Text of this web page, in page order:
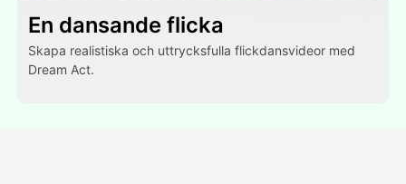
En dansande flicka
Skapa realistiska och uttrycksfulla flickdansvideor med
Dream Act.